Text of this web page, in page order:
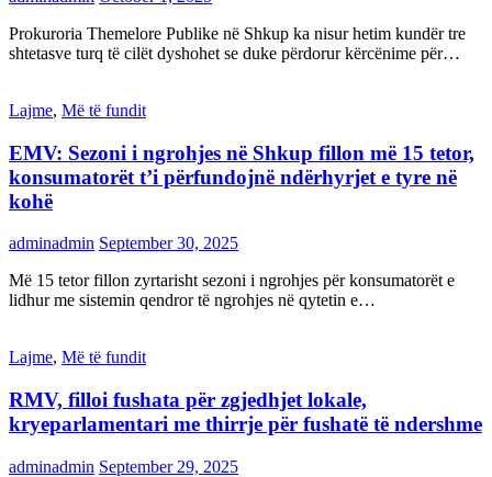
Prokuroria Themelore Publike në Shkup ka nisur hetim kundër tre
shtetasve turq të cilët dyshohet se duke përdorur kërcënime për…
Lajme, Më të fundit
EMV: Sezoni i ngrohjes në Shkup fillon më 15 tetor,
konsumatorët t’i përfundojnë ndërhyrjet e tyre në
kohë
adminadmin September 30, 2025
Më 15 tetor fillon zyrtarisht sezoni i ngrohjes për konsumatorët e
lidhur me sistemin qendror të ngrohjes në qytetin e…
Lajme, Më të fundit
RMV, filloi fushata për zgjedhjet lokale,
kryeparlamentari me thirrje për fushatë të ndershme
adminadmin September 29, 2025